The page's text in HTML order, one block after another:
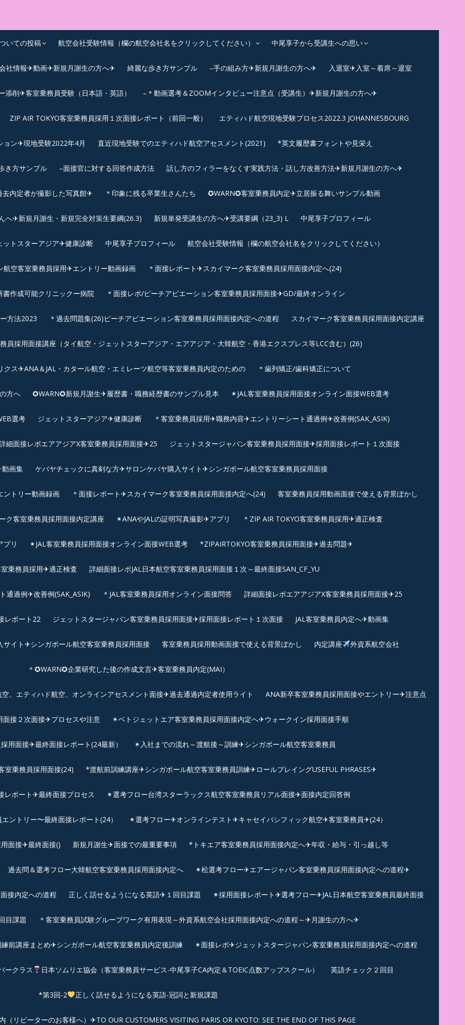
点数UPｽｸｰﾙ
いての投稿 航空会社受験情報（欄の航空会社名をクリックしてください） 中尾享子から受講生への思い
社情報✈動画✈新規月謝生の方へ✈ 綺麗な歩き方サンプル –手の組み方✈新規月謝生の方へ✈ 入退室✈入室～着席～退室
添削✈客室乗務員受験（日本語・英語） –＊動画選考＆ZOOMインタビュー注意点（受講生）✈新規月謝生の方へ✈
ZIP AIR TOKYO客室乗務員採用１次面接レポート（前回一般） エティハド航空現地受験プロセス2022.3 JOHANNESBOURG
ョン✈︎現地受験2022年4月 直近現地受験でのエティハド航空アセスメント(2021) *英文履歴書フォントや見栄え
き方サンプル –面接官に対する回答作成方法 話し方のフィラーをなくす実践方法・話し方改善方法✈新規月謝生の方へ✈
去内定者が撮影した写真館✈ ＊印象に残る卒業生さんたち ✪WARN✪客室乗務員内定✈立居振る舞いサンプル動画
へ✈新規月謝生・新規完全対策生要綱(26.3) 新規単発受講生の方へ✈受講要綱（23_3) L 中尾享子プロフィール
ットスターアジア✈︎健康診断 中尾享子プロフィール 航空会社受験情報（欄の航空会社名をクリックしてください）
航空客室乗務員採用✈エントリー動画録画 ＊面接レポート✈スカイマーク客室乗務員採用面接内定へ(24)
書作成可能クリニックー病院 ＊面接レポ/ピーチアビエーション客室乗務員採用面接✈GD/最終オンライン
方法2023 ＊過去問題集(26)ピーチアビエーション客室乗務員採用面接内定への道程 スカイマーク客室乗務員採用面接内定講座
員採用面接講座（タイ航空・ジェットスターアジア・エアアジア・大韓航空・香港エクスプレス等LCC含む）(26)
クス✈ANA＆JAL・カタール航空・エミレーツ航空等客室乗務員内定のための ＊歯列矯正/歯科矯正について
方へ ✪WARN✪新規月謝生✈履歴書・職務経歴書のサンプル見本 ✴︎JAL客室乗務員採用面接オンライン面接WEB選考
選考 ジェットスターアジア✈︎健康診断 ＊客室乗務員採用✈職務内容✈エントリーシート通過例✈改善例(SAK_ASIK)
細面接レポエアアジアX客室乗務員採用面接✈25 ジェットスタージャパン客室乗務員採用面接✈採用面接レポート１次面接
画集 ケバヤチェックに真剣な方✈サロンケバヤ購入サイト✈シンガポール航空客室乗務員採用面接
ントリー動画録画 ＊面接レポート✈スカイマーク客室乗務員採用面接内定へ(24) 客室乗務員採用動画面接で使える背景ぼかし
ク客室乗務員採用面接内定講座 ✴︎ANAやJALの証明写真撮影✈︎アプリ ＊ZIP AIR TOKYO客室乗務員採用✈適正検査
プリ ✴︎JAL客室乗務員採用面接オンライン面接WEB選考 *ZIPAIRTOKYO客室乗務員採用面接✈過去問題✈︎
室乗務員採用✈適正検査 詳細面接レポJAL日本航空客室乗務員採用面接１次～最終面接SAN_CF_YU
通過例✈改善例(SAK_ASIK) ＊JAL客室乗務員採用オンライン面接問答 詳細面接レポエアアジアX客室乗務員採用面接✈25
レポート22 ジェットスタージャパン客室乗務員採用面接✈採用面接レポート１次面接 JAL客室乗務員内定へ✈動画集
イト✈シンガポール航空客室乗務員採用面接 客室乗務員採用動画面接で使える背景ぼかし 内定講座 外資系航空会社
＊✪WARN✪企業研究した後の作成文言✈客室乗務員内定(MAI）
、エティハド航空、オンラインアセスメント面接✈︎過去通過内定者使用ライト ANA新卒客室乗務員採用面接やエントリー✈注意点
面接２次面接✈プロセスや注意 ✴︎ベトジェットエア客室乗務員採用面接内定へ✈︎ウォークイン採用面接手順
用面接✈最終面接レポート(24最新） ✴︎入社までの流れ～渡航後～訓練✈シンガポール航空客室乗務員
室乗務員採用面接(24) *渡航前訓練講座✈シンガポール航空客室乗務員訓練✈ロールプレイングUSEFUL PHRASES✈
レポート✈最終面接プロセス ✴︎選考フロー台湾スターラックス航空客室乗務員リアル面接✈︎面接内定回答例
ントリー〜最終面接レポート(24） ✴︎選考フロー✈オンラインテスト✈キャセイパシフィック航空✈︎客室乗務員✈(24）
面接✈最終面接() 新規月謝生✈面接での最重要事項 *トキエア客室乗務員採用面接内定へ✈年収・給与・引っ越し等
過去問＆選考フロー大韓航空客室乗務員採用面接内定へ ✴︎松選考フロー✈︎エアージャパン客室乗務員採用面接内定への道程✈︎
接内定への道程 正しく話せるようになる英語✈１回目課題 ✴︎採用面接レポート✈︎選考フロー✈︎JAL日本航空客室乗務員最終面接
目課題 ＊客室乗務員試験グループワーク有用表現～外資系航空会社採用面接内定への道程～✈月謝生の方へ✈
前講座まとめ✈シンガポール航空客室乗務員内定後訓練 ✴︎面接レポ✈ジェットスタージャパン客室乗務員採用面接内定への道程
ークラス 日本ソムリエ協会（客室乗務員サービス-中尾享子CA内定＆TOEIC点数アップスクール） 英語チェック２回目
*第3回-2 正しく話せるようになる英語-冠詞と新規課題
（リピーターのお客様へ）✈TO OUR CUSTOMERS VISITING PARIS OR KYOTO: SEE THE END OF THIS PAGE